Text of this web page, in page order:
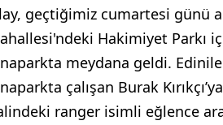
geçtiğimiz cumartesi günü
Hakimiyet Parkı
meydana geldi.
çalışan Burak
ranger isimli eğlence